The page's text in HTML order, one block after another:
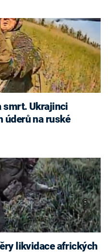
úderů na ruské